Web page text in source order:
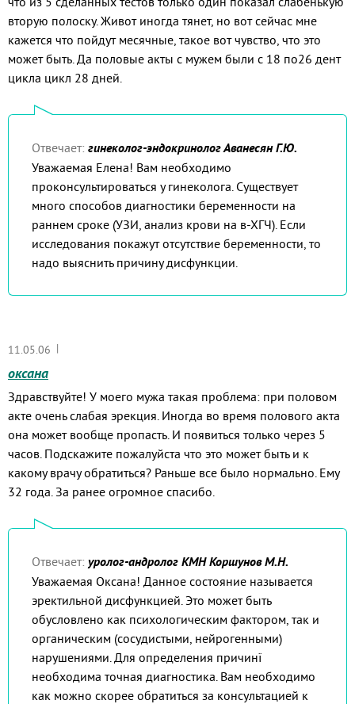
вторую полоску. Живот иногда тянет, но вот сейчас мне
кажется что пойдут месячные, такое вот чувство, что это
может быть. Да половые акты с мужем были с 18 по26 дент
цикла цикл 28 дней.
Отвечает: гинеколог-эндокринолог Аванесян Г.Ю.
Уважаемая Елена! Вам необходимо
проконсультироваться у гинеколога. Существует
много способов диагностики беременности на
раннем сроке (УЗИ, анализ крови на в-ХГЧ). Если
исследования покажут отсутствие беременности, то
надо выяснить причину дисфункции.
11.05.06 |
оксана
Здравствуйте! У моего мужа такая проблема: при половом
акте очень слабая эрекция. Иногда во время полового акта
она может вообще пропасть. И появиться только через 5
часов. Подскажите пожалуйста что это может быть и к
какому врачу обратиться? Раньше все было нормально. Ему
32 года. За ранее огромное спасибо.
Отвечает: уролог-андролог КМН Коршунов М.Н.
Уважаемая Оксана! Данное состояние называется
эректильной дисфункцией. Это может быть
обусловлено как психологическим фактором, так и
органическим (сосудистыми, нейрогенными)
нарушениями. Для определения причинї
необходима точная диагностика. Вам необходимо
как можно скорее обратиться за консультацией к